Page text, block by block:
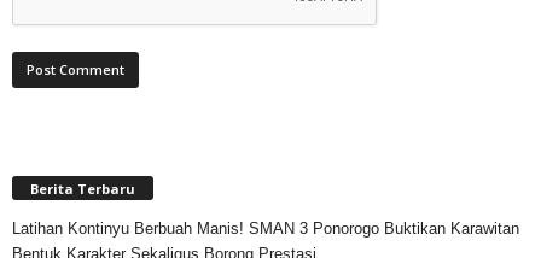
Berita Terbaru
Latihan Kontinyu Berbuah Manis! SMAN 3 Ponorogo Buktikan Karawitan
Bentuk Karakter Sekaligus Borong Prestasi